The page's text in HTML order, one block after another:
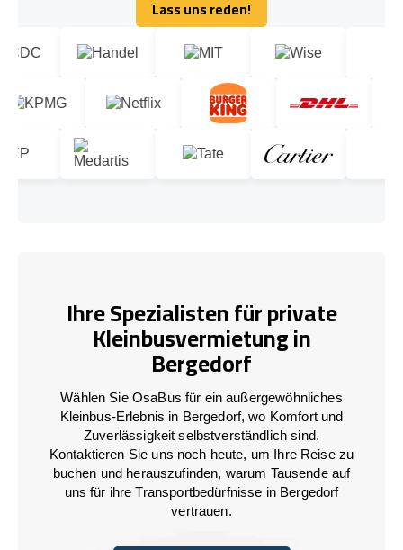
Lass uns reden!
Lass uns reden!
Ihre Spezialisten für private
Kleinbusvermietung in
Bergedorf
Wählen Sie OsaBus für ein außergewöhnliches
Kleinbus-Erlebnis in Bergedorf, wo Komfort und
Zuverlässigkeit selbstverständlich sind.
Kontaktieren Sie uns noch heute, um Ihre Reise zu
buchen und herauszufinden, warum Tausende auf
uns für ihre Transportbedürfnisse in Bergedorf
vertrauen.